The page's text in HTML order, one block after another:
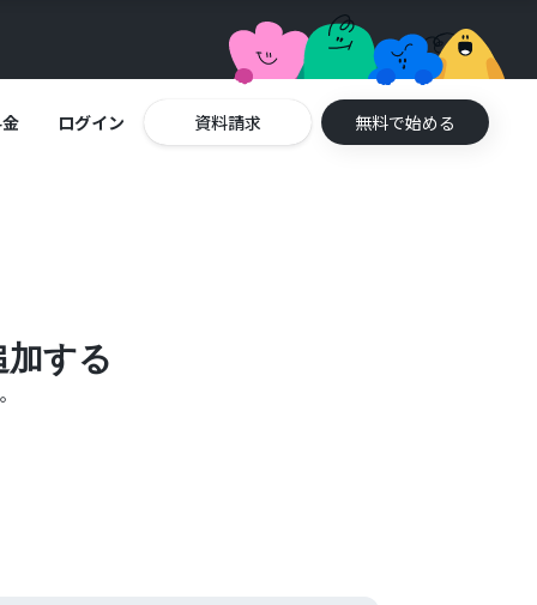
ログイン 資料請求 無料で始める
する